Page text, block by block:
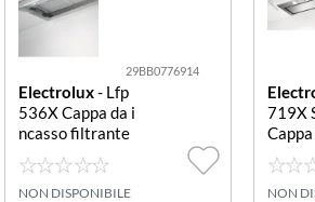
29BB0776914
Electrolux- Lfp
536X Cappa da i
ncasso filtrante
inox Lfp536X Sk
lok 3.0
NON DISPONIBILE
719X
o
19X
NON